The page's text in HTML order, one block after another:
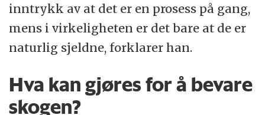
inntrykk av at det er en prosess på gang,
mens i virkeligheten er det bare at de er
naturlig sjeldne, forklarer han.
Hva kan gjøres for å bevare
skogen?